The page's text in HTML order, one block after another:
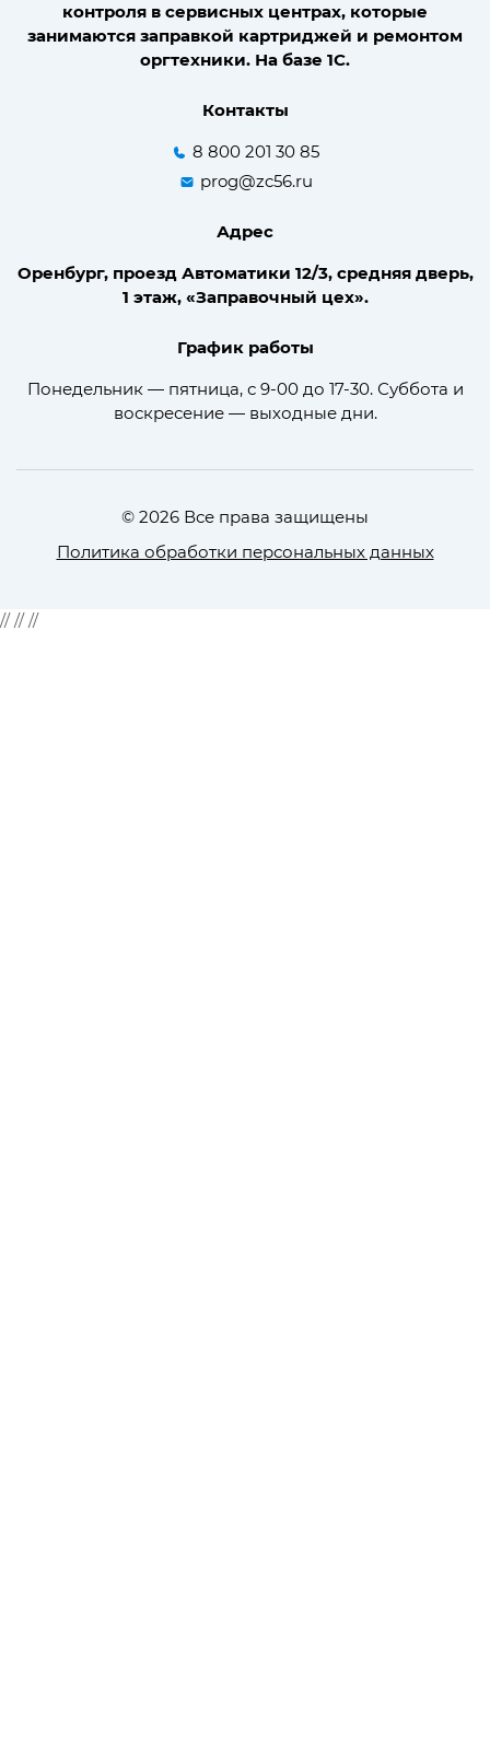
контроля в сервисных центрах, которые
занимаются заправкой картриджей и ремонтом
оргтехники. На базе 1С.
Контакты
8 800 201 30 85
prog@zc56.ru
Адрес
Оренбург, проезд Автоматики 12/3, средняя дверь,
1 этаж, «Заправочный цех».
График работы
Понедельник — пятница, с 9-00 до 17-30. Суббота и
воскресение — выходные дни.
© 2026 Все права защищены
Политика обработки персональных данных
//////